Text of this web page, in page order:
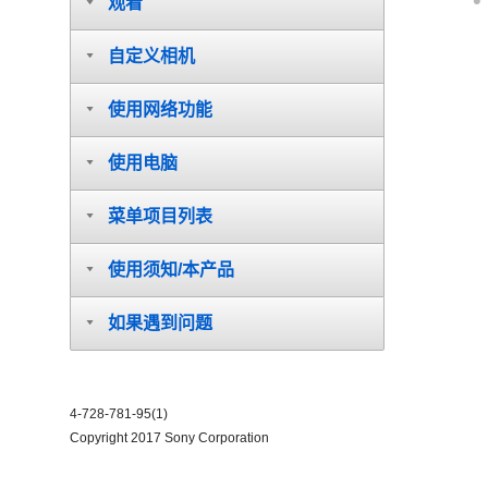
自定义相机
使用网络功能
使用电脑
菜单项目列表
使用须知/本产品
如果遇到问题
4-728-781-95(1)
Copyright 2017 Sony Corporation